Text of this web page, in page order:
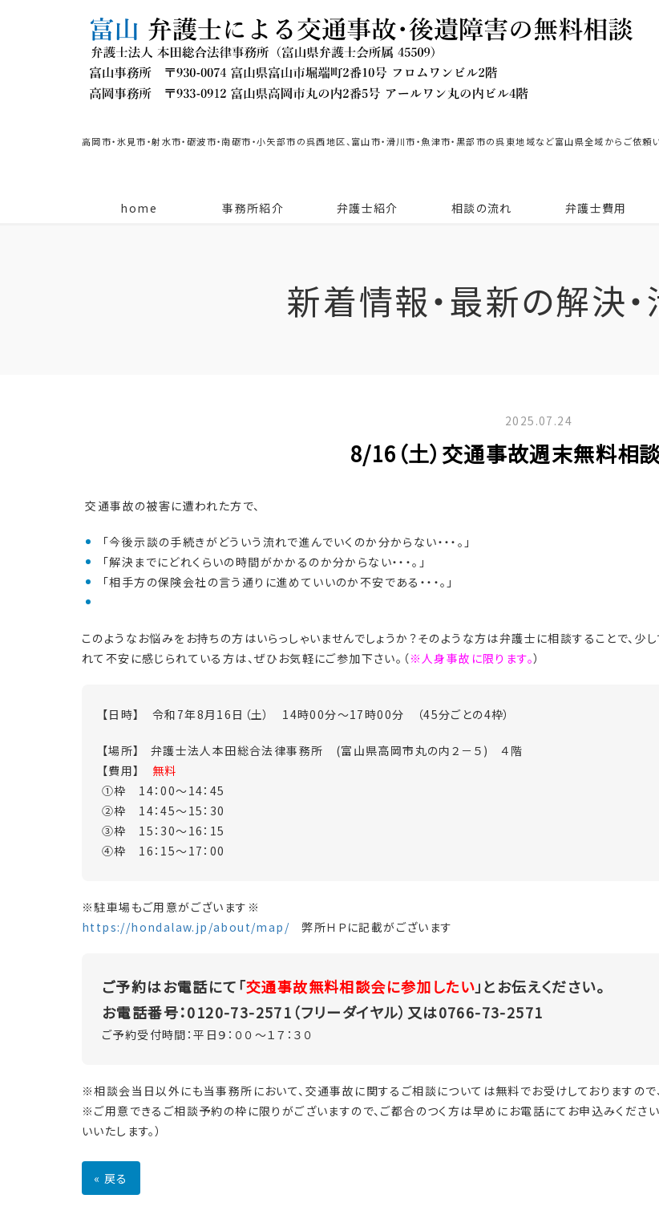
高岡市・氷見市・射水市・砺波市・南砺市・小矢部市の呉西地区、富山市・滑川市・魚津市・黒部市の呉東地域など富山県全域からご依頼
home 事務所紹介 弁護士紹介 相談の流れ 弁護士費用
新着情報・最新の解決
2025.07.24
8/16（土）交通事故週末無料相
交通事故の被害に遭われた方で、
「今後示談の手続きがどういう流れで進んでいくのか分からない・・・。」
「解決までにどれくらいの時間がかかるのか分からない・・・。」
「相手方の保険会社の言う通りに進めていいのか不安である・・・。」
このようなお悩みをお持ちの方はいらっしゃいませんでしょうか？そのような方は弁護士に相談することで、
れて不安に感じられている方は、ぜひお気軽にご参加下さい。（※人身事故に限ります。）
【日時】 令和7年8月16日（土） 14時00分～17時00分 （45分ごとの4枠）
【場所】 弁護士法人本田総合法律事務所 (富山県高岡市丸の内２－５) ４階
【費用】 無料
①枠 14：00～14：45
②枠 14：45～15：30
③枠 15：30～16：15
④枠 16：15～17：00
※駐車場もご用意がございます※
https://hondalaw.jp/about/map/ 弊所ＨＰに記載がございます
ご予約はお電話にて「交通事故無料相談会に参加したい」とお伝えください。
お電話番号：0120-73-2571（フリーダイヤル）又は0766-73-2571
ご予約受付時間：平日９：００～１７：３０
※相談会当日以外にも当事務所において、交通事故に関するご相談については無料でお受けしておりますの
※ご用意できるご相談予約の枠に限りがございますので、ご都合のつく方は早めにお電話にてお申込みくださ
いいたします。）
« 戻る